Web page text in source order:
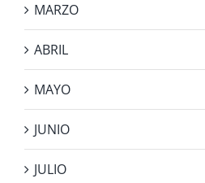
MARZO
ABRIL
MAYO
JUNIO
JULIO